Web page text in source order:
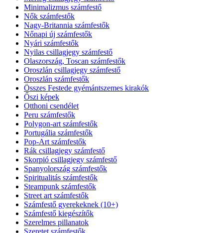
Minimalizmus számfestő
Nők számfestők
Nagy-Britannia számfestők
Nőnapi új számfestők
Nyári számfestők
Nyilas csillagjegy számfestő
Olaszország, Toscan számfestők
Oroszlán csillagjegy számfestő
Oroszlán számfestők
Összes Festede gyémántszemes kirakók
Őszi képek
Otthoni csendélet
Peru számfestők
Polygon-art számfestők
Portugália számfestők
Pop-Art számfestők
Rák csillagjegy számfestő
Skorpió csillagjegy számfestő
Spanyolország számfestők
Spiritualitás számfestők
Steampunk számfestők
Street art számfestők
Számfestő gyerekeknek (10+)
Számfestő kiegészítők
Szerelmes pillanatok
Szeretet számfestők